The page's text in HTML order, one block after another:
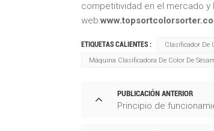
competitividad en el mercado y
web:
ETIQUETAS CALIENTES : Clasificador De
Máquina Clasificadora De Color De
PUBLICACIÓN ANTERIOR
Principio de